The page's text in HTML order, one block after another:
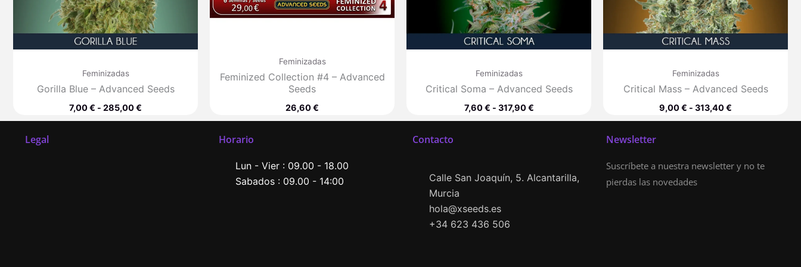
Feminizadas
Gorilla Blue – Advanced Seeds
7,00€ - 285,00€
Feminizadas
Feminized Collection #4 – Advanced
Seeds
26,60€
Feminizadas
Critical Soma – Advanced Seeds
7,60€ - 317,90€
Feminizadas
Critical Mass – Advanced Seeds
9,00€ - 313,40€
Legal Horario
Lun - Vier : 09.00 - 18.00
Sabados : 09.00 - 14:00
Contacto
Calle San Joaquín, 5. Alcantarilla,
Murcia
hola@xseeds.es
+34 623 436 506
Newsletter
Suscríbete a nuestra newsletter y no te
pierdas las novedades